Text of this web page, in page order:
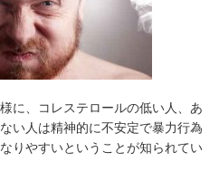
に、コレステロールの低い人、あ
い人は精神的に不安定で暴力行為
りやすいということが知られてい